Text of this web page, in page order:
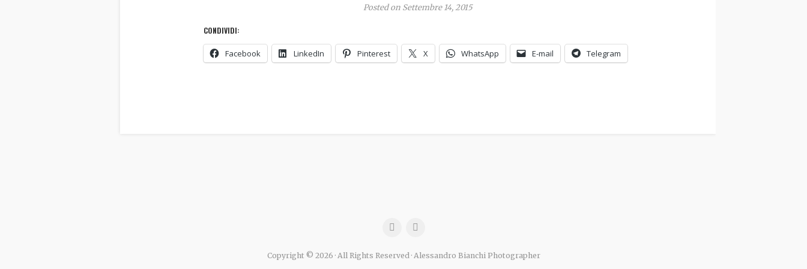
Posted on Settembre 14, 2015
CONDIVIDI:
Facebook LinkedIn Pinterest X WhatsApp E-mail Telegram
Copyright © 2026 · All Rights Reserved · Alessandro Bianchi Photographer